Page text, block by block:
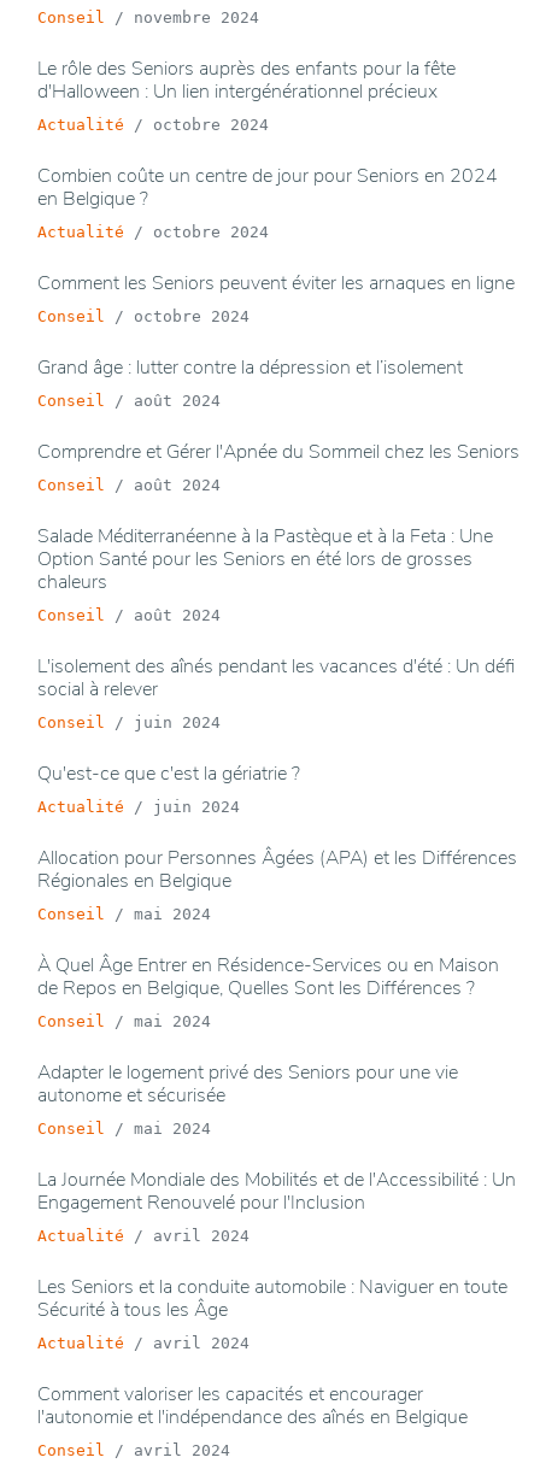
Conseil / novembre 2024
Le rôle des Seniors auprès des enfants pour la fête
d'Halloween : Un lien intergénérationnel précieux
Actualité / octobre 2024
Combien coûte un centre de jour pour Seniors en 2024
en Belgique ?
Actualité / octobre 2024
Comment les Seniors peuvent éviter les arnaques en ligne
Conseil / octobre 2024
Grand âge : lutter contre la dépression et l’isolement
Conseil / août 2024
Comprendre et Gérer l'Apnée du Sommeil chez les Seniors
Conseil / août 2024
Salade Méditerranéenne à la Pastèque et à la Feta : Une
Option Santé pour les Seniors en été lors de grosses
chaleurs
Conseil / août 2024
L'isolement des aînés pendant les vacances d'été : Un défi
social à relever
Conseil / juin 2024
Qu'est-ce que c'est la gériatrie ?
Actualité / juin 2024
Allocation pour Personnes Âgées (APA) et les Différences
Régionales en Belgique
Conseil / mai 2024
À Quel Âge Entrer en Résidence-Services ou en Maison
de Repos en Belgique, Quelles Sont les Différences ?
Conseil / mai 2024
Adapter le logement privé des Seniors pour une vie
autonome et sécurisée
Conseil / mai 2024
La Journée Mondiale des Mobilités et de l'Accessibilité : Un
Engagement Renouvelé pour l'Inclusion
Actualité / avril 2024
Les Seniors et la conduite automobile : Naviguer en toute
Sécurité à tous les Âge
Actualité / avril 2024
Comment valoriser les capacités et encourager
l'autonomie et l'indépendance des aînés en Belgique
Conseil / avril 2024